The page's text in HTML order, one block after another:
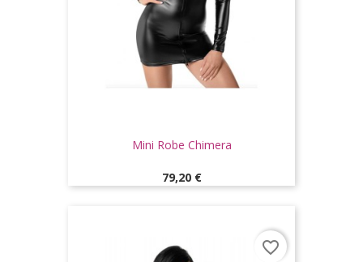
Mini Robe Chimera
Prix
79,20 €
favorite_border